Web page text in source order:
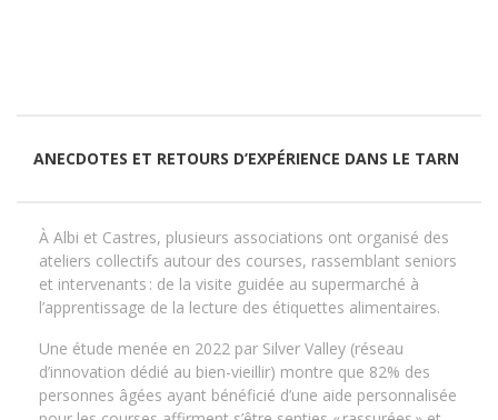
ANECDOTES ET RETOURS D’EXPÉRIENCE DANS LE TARN
À Albi et Castres, plusieurs associations ont organisé des
ateliers collectifs autour des courses, rassemblant seniors
et intervenants : de la visite guidée au supermarché à
l’apprentissage de la lecture des étiquettes alimentaires.
Une étude menée en 2022 par Silver Valley (réseau
d’innovation dédié au bien-vieillir) montre que 82% des
personnes âgées ayant bénéficié d’une aide personnalisée